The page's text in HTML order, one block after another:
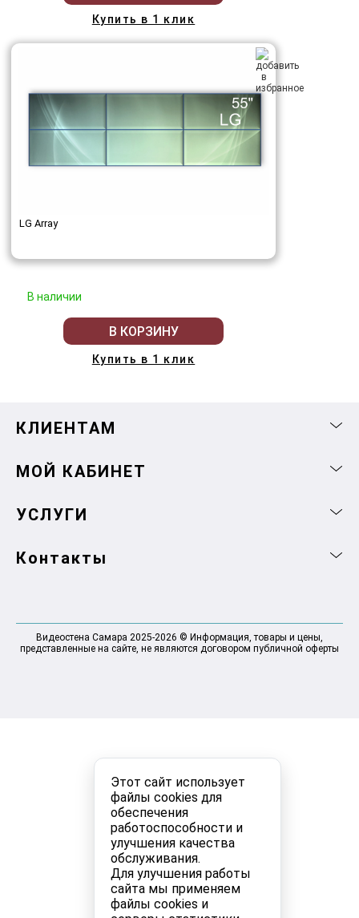
Этот сайт использует
файлы cookies для
обеспечения
работоспособности и
улучшения качества
обслуживания.
Для улучшения работы
сайта мы применяем
файлы cookies и
Купить в 1 клик
LG Array
В наличии
В КОРЗИНУ
Купить в 1 клик
КЛИЕНТАМ
МОЙ КАБИНЕТ
УСЛУГИ
Контакты
Видеостена Самара 2025-2026 © Информация, товары и цены,
представленные на сайте, не являются договором публичной оферты